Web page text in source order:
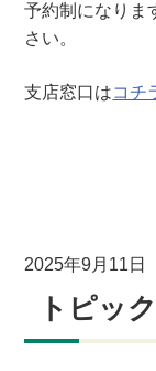
相
談
（
予約制になりま
さい。
支店窓口はコチ
2025年9月11日
トピッ